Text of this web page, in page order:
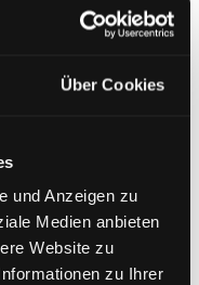
Über Cookies
und Anzeigen zu
Medien anbieten
Website zu
zu Ihrer
Arbeiten